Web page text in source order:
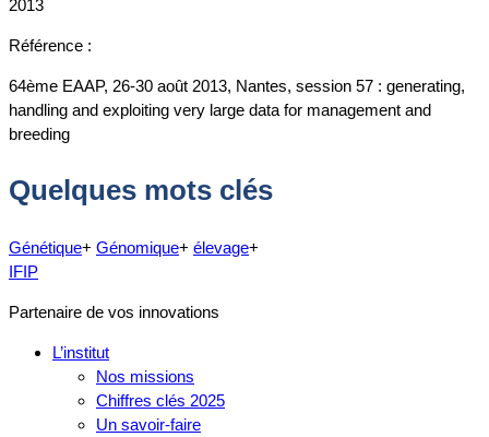
2013
Référence :
64ème EAAP, 26-30 août 2013, Nantes, session 57 : generating,
handling and exploiting very large data for management and
breeding
Quelques mots clés
Génétique+ Génomique+ élevage+
IFIP
Partenaire de vos innovations
L’institut
Nos missions
Chiffres clés 2025
Un savoir-faire